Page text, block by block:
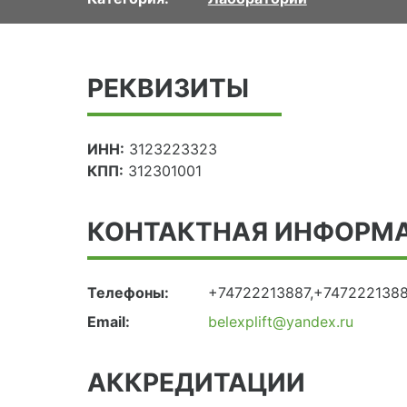
РЕКВИЗИТЫ
ИНН: 3123223323
КПП: 312301001
КОНТАКТНАЯ
Телефоны:
Email:
belexplift@yandex.ru
АККРЕДИТАЦИИ